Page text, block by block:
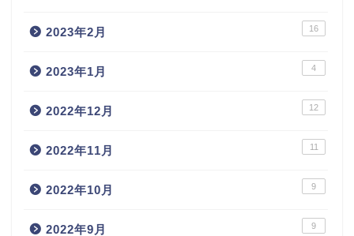
2023年2月 16
2023年1月 4
2022年12月 12
2022年11月 11
2022年10月 9
2022年9月 9